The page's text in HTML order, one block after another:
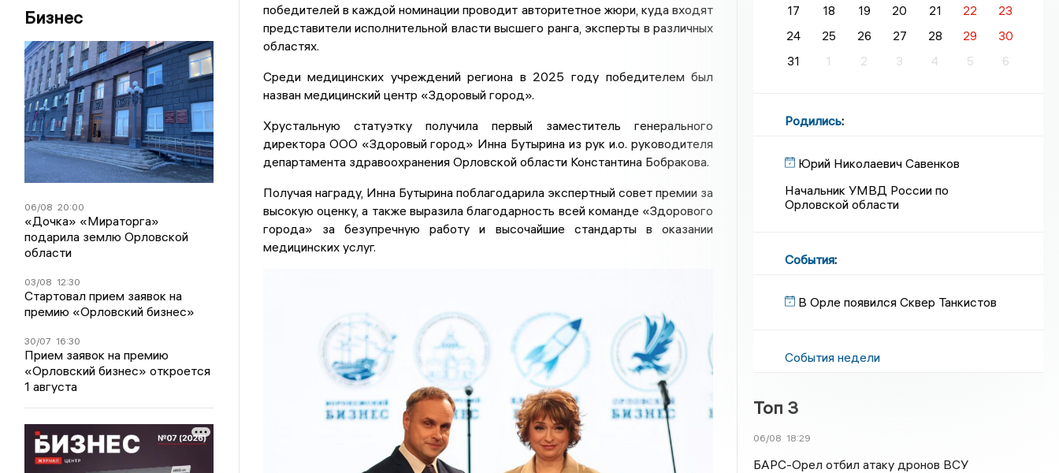
Бизнес
06/08 20:00
«Дочка» «Мираторга»
подарила землю Орловской
области
03/08 12:30
Стартовал прием заявок на
премию «Орловский бизнес»
30/07 16:30
Прием заявок на премию
«Орловский бизнес» откроется
1 августа
победителей в каждой номинации проводит авторитетное жюри, куда входят
представители исполнительной власти высшего ранга, эксперты в различных
областях.
Среди медицинских учреждений региона в 2025 году победителем был
назван медицинский центр «Здоровый город».
Хрустальную статуэтку получила первый заместитель генерального
директора ООО «Здоровый город» Инна Бутырина из рук и.о. руководителя
департамента здравоохранения Орловской области Константина Бобракова.
Получая награду, Инна Бутырина поблагодарила экспертный совет премии за
высокую оценку, а также выразила благодарность всей команде «Здорового
города» за безупречную работу и высочайшие стандарты в оказании
медицинских услуг.
17
18 19 20 21 22
23
24
25 26 27 28 29
30
31
1 2 3 4 5 6
Родились:
Юрий Николаевич Савенков
Начальник УМВД России по
Орловской области
События:
В Орле появился Сквер Танкистов
События недели
Топ 3
06/08 18:29
БАРС-Орел отбил атаку дронов ВСУ